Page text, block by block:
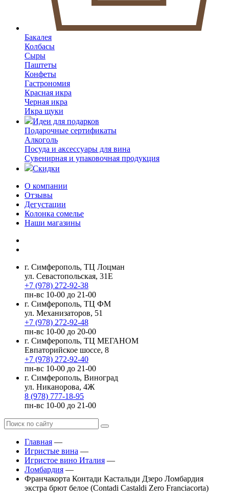
Бакалея
Колбасы
Сыры
Паштеты
Конфеты
Гастрономия
Красная икра
Черная икра
Икра щуки
Идеи для подарков
Подарочные сертификаты
Алкоголь
Посуда и аксессуары для вина
Сувенирная и упаковочная продукция
Скидки
О компании
Отзывы
Дегустации
Колонка сомелье
Наши магазины
г. Симферополь, ТЦ Лоцман
ул. Севастопольская, 31Е
+7 (978) 272-92-38
пн-вс 10-00 до 21-00
г. Симферополь, ТЦ ФМ
ул. Механизаторов, 51
+7 (978) 272-92-48
пн-вс 10-00 до 20-00
г. Симферополь, ТЦ МЕГАНОМ
Евпаторийское шоссе, 8
+7 (978) 272-92-40
пн-вс 10-00 до 21-00
г. Симферополь, Виноград
ул. Никанорова, 4Ж
8 (978) 777-18-95
пн-вс 10-00 до 21-00
Главная —
Игристые вина —
Игристое вино Италия —
Ломбардия —
Франчакорта Контади Кастальди Дзеро Ломбардия
экстра брют белое (Contadi Castaldi Zero Franciacorta)